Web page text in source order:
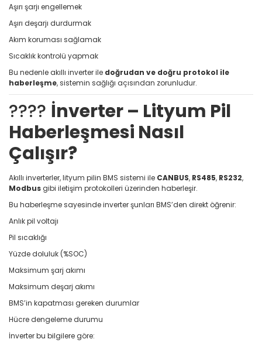
Aşırı şarjı engellemek
Aşırı deşarjı durdurmak
Akım koruması sağlamak
Sıcaklık kontrolü yapmak
Bu nedenle akıllı inverter ile doğrudan ve doğru protokol ile
haberleşme, sistemin sağlığı açısından zorunludur.
???? İnverter – Lityum Pil
Haberleşmesi Nasıl
Çalışır?
Akıllı inverterler, lityum pilin BMS sistemi ile CANBUS, RS485, RS232,
Modbusgibi iletişim protokolleri üzerinden haberleşir.
Bu haberleşme sayesinde inverter şunları BMS’den direkt öğrenir:
Anlık pil voltajı
Pil sıcaklığı
Yüzde doluluk (%SOC)
Maksimum şarj akımı
Maksimum deşarj akımı
BMS’in kapatması gereken durumlar
Hücre dengeleme durumu
İnverter bu bilgilere göre: